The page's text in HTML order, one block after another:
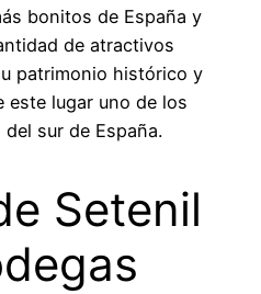
bonitos de España y
de atractivos
patrimonio histórico y
este lugar uno de los
sur de España.
Setenil